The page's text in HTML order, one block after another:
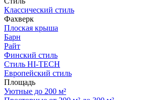
Классический стиль
Фахверк
Плоская крыша
Барн
Райт
Финский стиль
Стиль HI-TECH
Европейский стиль
Площадь
Уютные до 200 м²